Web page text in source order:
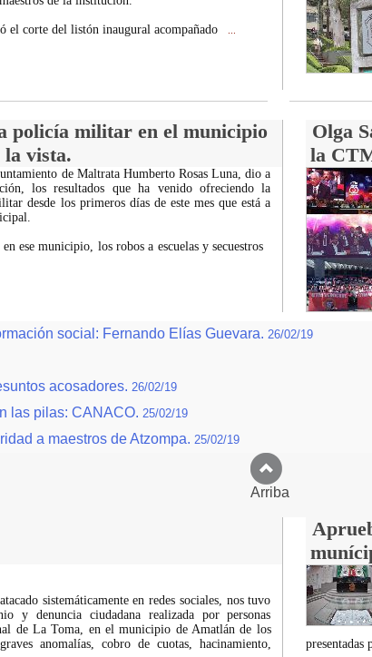
el corte del listón inaugural acompañado
policía militar en el municipio
la vista.
Olga
la
de Maltrata Humberto Rosas Luna, dio a
los resultados que ha venido ofreciendo la
desde los primeros días de este mes que está a
ese municipio, los robos a escuelas y secuestros
social: Fernando Elías Guevara. 26/02/19
acosadores. 26/02/19
las pilas: CANACO. 25/02/19
a maestros de Atzompa. 25/02/19
Arriba
sistemáticamente en redes sociales, nos tuvo
y denuncia ciudadana realizada por personas
de La Toma, en el municipio de Amatlán de los
anomalías, cobro de cuotas, hacinamiento,
presentadas